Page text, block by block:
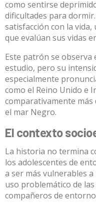
como sentirse
dificultades para
satisfacción con la
que evalúan sus vidas
Este patrón se observa
estudio, pero su
especialmente
como el Reino Unido e
comparativamente más
el mar Negro.
El contexto
La historia no termina
los adolescentes de
a ser más vulnerables
uso problemático de
compañeros de